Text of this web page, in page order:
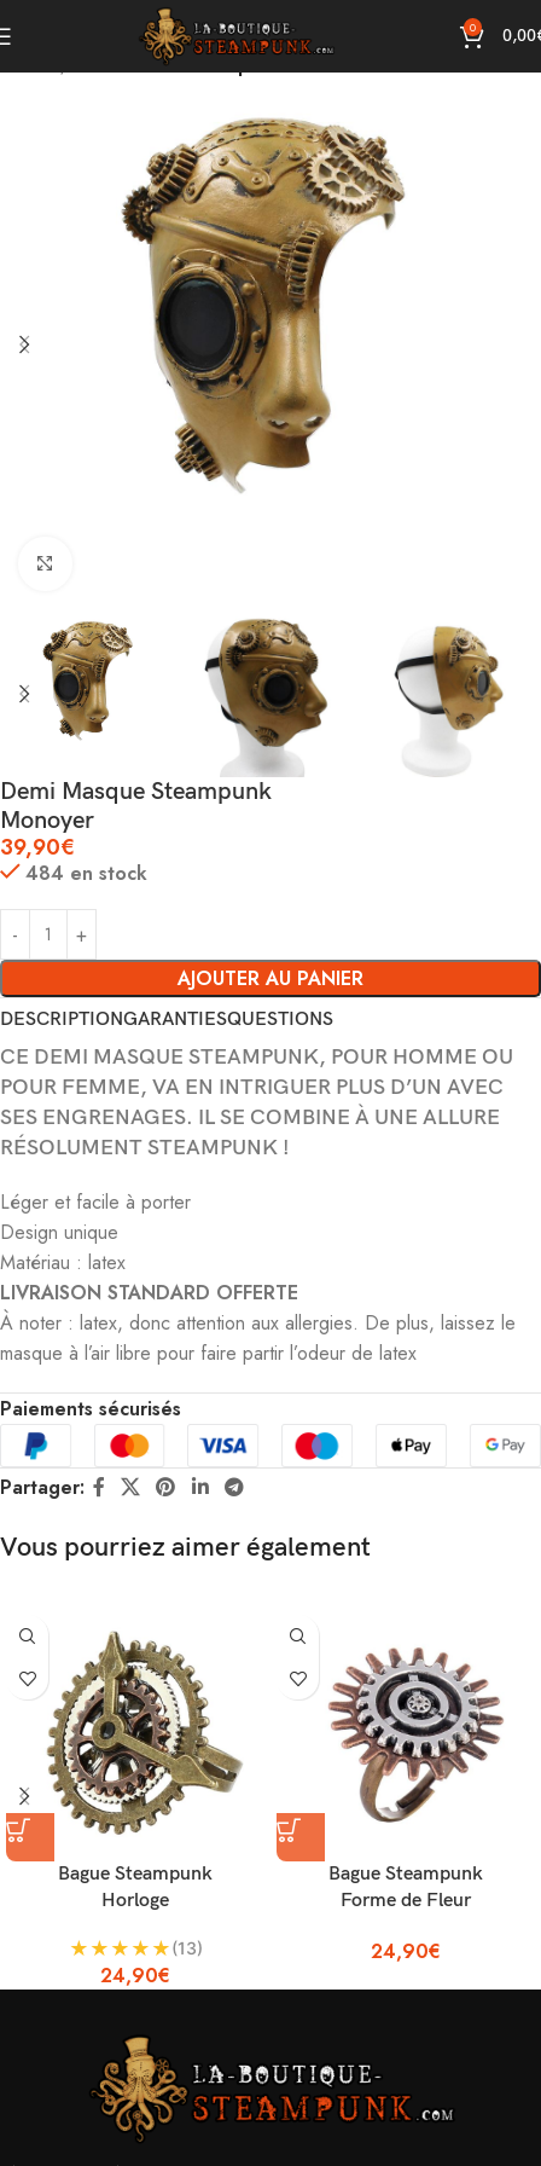
0 0,00
Accessoires Steampunk
Demi Masque Steampunk
Monoyer
39,90€
484 en stock
AJOUTER AU PANIER
DESCRIPTIONGARANTIESQUESTIONS
CE DEMI MASQUE STEAMPUNK, POUR HOMME OU
POUR FEMME, VA EN INTRIGUER PLUS D’UN AVEC
SES ENGRENAGES. IL SE COMBINE À UNE ALLURE
RÉSOLUMENT STEAMPUNK !
Léger et facile à porter
Design unique
Matériau : latex
LIVRAISON STANDARD OFFERTE
À noter : latex, donc attention aux allergies. De plus, laissez le
masque à l’air libre pour faire partir l’odeur de latex
Paiements sécurisés
Partager:
Vous pourriez aimer également
Bague Steampunk
Horloge
★ ★ ★ ★ ★(13)
24,90€
Bague Steampunk
Forme de Fleur
24,90€